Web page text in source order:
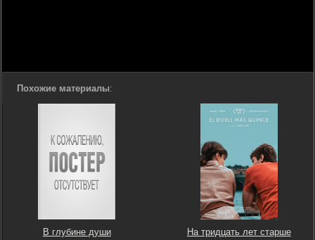
Похожие материалы:
В глубине души На тридцать лет старше